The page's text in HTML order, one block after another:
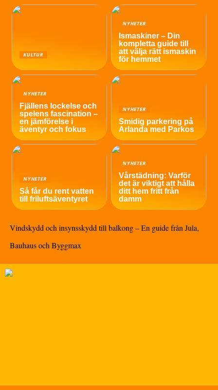
KULTUR
NYHETER
Ismaskiner – Din
kompletta guide till
att välja rätt ismaskin
för hemmet
NYHETER
Fjällens lockelse och
spelens fascination –
en jämförelse i
äventyr och fokus
NYHETER
Smidig parkering på
Arlanda med Parkos
NYHETER
Så får du rent vatten
till friluftsäventyret
NYHETER
Vårstädning: Varför
det är viktigt att hålla
ditt hem fritt från
damm
Vindskydd och insynsskydd till balkong – En guide från Jula,
Bauhaus och Byggmax